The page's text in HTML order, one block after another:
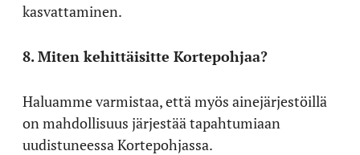
kasvattaminen.
8. Miten kehittäisitte Kortepohjaa?
Haluamme varmistaa, että myös ainejärjestöillä
on mahdollisuus järjestää tapahtumiaan
uudistuneessa Kortepohjassa.